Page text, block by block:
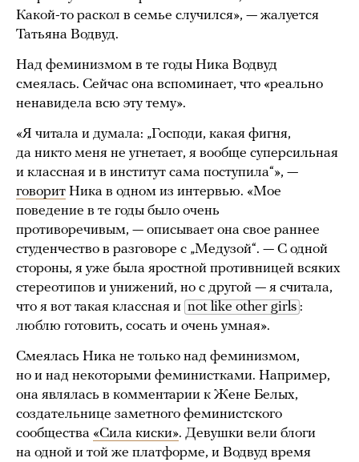
Какой-то раскол в семье случился», — жалуется
Татьяна Водвуд.
Над феминизмом в те годы Ника Водвуд
смеялась. Сейчас она вспоминает, что «реально
ненавидела всю эту тему».
«Я читала и думала: „Господи, какая фигня,
да никто меня не угнетает, я вообще суперсильная
и классная и в институт сама поступила“», —
говорит Ника в одном из интервью. «Мое
поведение в те годы было очень
противоречивым, — описывает она свое раннее
студенчество в разговоре с „Медузой“. — С одной
стороны, я уже была яростной противницей всяких
стереотипов и унижений, но с другой — я считала,
что я вот такая классная и not like other girls :
люблю готовить, сосать и очень умная».
Смеялась Ника не только над феминизмом,
но и над некоторыми феминистками. Например,
она являлась в комментарии к Жене Белых,
создательнице заметного феминистского
сообщества «Сила киски». Девушки вели блоги
на одной и той же платформе, и Водвуд время